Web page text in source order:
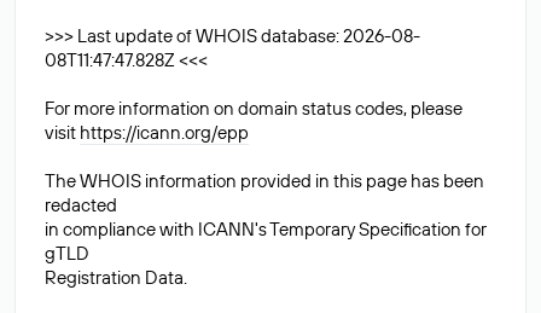
>>> Last update of WHOIS database: 2026-08-
08T11:47:47.828Z <<<
For more information on domain status codes, please
visit https://icann.org/epp
The WHOIS information provided in this page has been
redacted
in compliance with ICANN's Temporary Specification for
gTLD
Registration Data.